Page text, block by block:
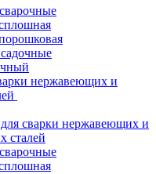
нержавеющих и
сварки нержавеющих и
сталей